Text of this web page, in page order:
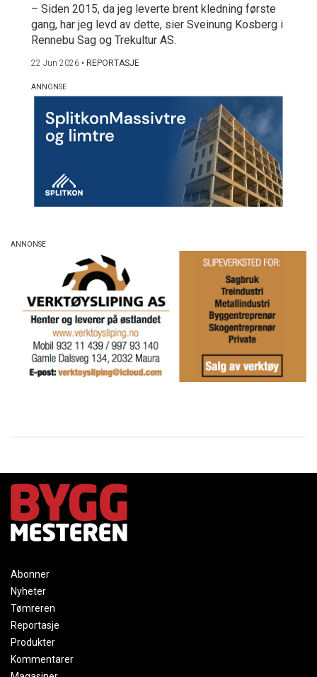
– Siden 2015, da jeg leverte brent kledning første
gang, har jeg levd av dette, sier Sveinung Kosberg i
Rennebu Sag og Trekultur AS.
22 Jun 2026 • REPORTASJE
Abonner
Nyheter
Tømreren
Reportasje
Produkter
Kommentarer